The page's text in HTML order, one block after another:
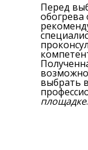
Перед
выбрать
площадке.